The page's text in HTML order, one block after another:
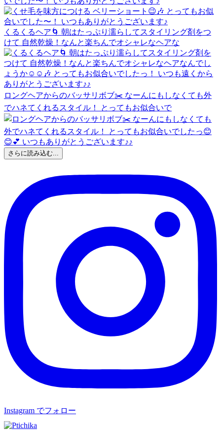
くるくるヘア🌀 朝はたっぷり濡らしてスタイリング剤をつ
けて 自然乾燥！なんと楽ちんでオシャレなヘアな
ロングヘアからのバッサリボブ✂️ なーんにもしなくても外
でハネてくれるスタイル！ とってもお似合いで
さらに読み込む...
Instagram でフォロー